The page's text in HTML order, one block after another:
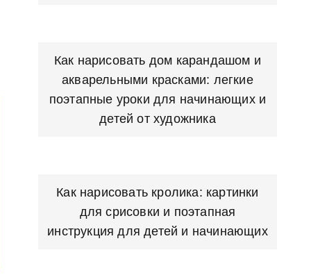
Как нарисовать дом карандашом и
акварельными красками: легкие
поэтапные уроки для начинающих и
детей от художника
Как нарисовать кролика: картинки
для срисовки и поэтапная
инструкция для детей и начинающих